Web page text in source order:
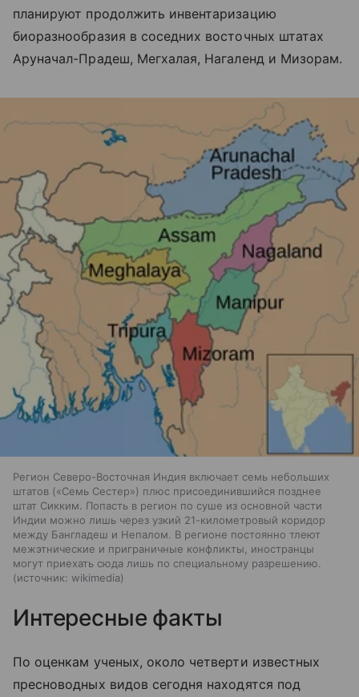
планируют продолжить инвентаризацию
биоразнообразия в соседних восточных штатах
Аруначал-Прадеш, Мегхалая, Нагаленд и Мизорам.
Регион Северо-Восточная Индия включает семь небольших
штатов («Семь Сестер») плюс присоединившийся позднее
штат Сикким. Попасть в регион по суше из основной части
Индии можно лишь через узкий 21-километровый коридор
между Бангладеш и Непалом. В регионе постоянно тлеют
межэтнические и приграничные конфликты, иностранцы
могут приехать сюда лишь по специальному разрешению.
источник: wikimedia
Интересные факты
По оценкам ученых, около четверти известных
пресноводных видов сегодня находятся под